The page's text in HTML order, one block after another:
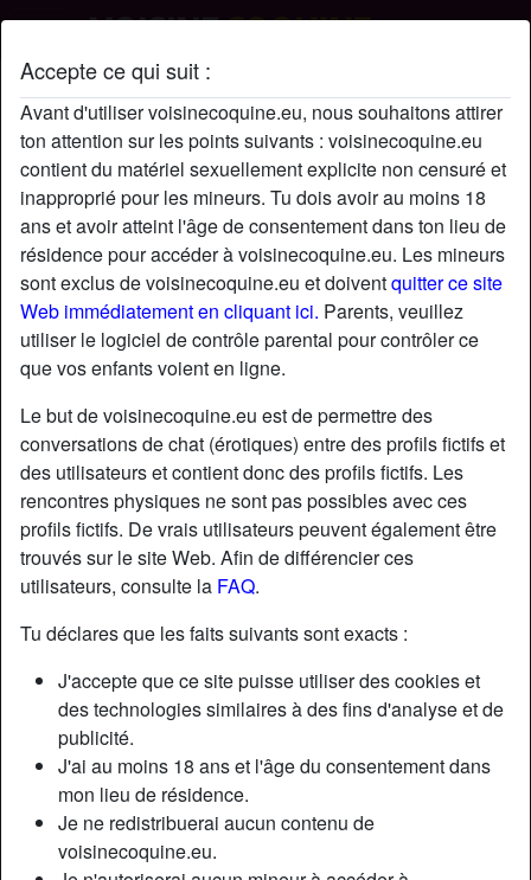
Accepte ce qui suit :
Avant d'utiliser voisinecoquine.eu, nous souhaitons attirer
ton attention sur les points suivants : voisinecoquine.eu
contient du matériel sexuellement explicite non censuré et
inapproprié pour les mineurs. Tu dois avoir au moins 18
ans et avoir atteint l'âge de consentement dans ton lieu de
résidence pour accéder à voisinecoquine.eu. Les mineurs
sont exclus de voisinecoquine.eu et doiventquitter ce site
Web immédiatement en cliquant ici. Parents, veuillez
utiliser le logiciel de contrôle parental pour contrôler ce
que vos enfants voient en ligne.
Le but de voisinecoquine.eu est de permettre des
conversations de chat (érotiques) entre des profils fictifs et
des utilisateurs et contient donc des profils fictifs. Les
rencontres physiques ne sont pas possibles avec ces
profils fictifs. De vrais utilisateurs peuvent également être
trouvés sur le site Web. Afin de différencier ces
utilisateurs, consulte la FAQ.
Tu déclares que les faits suivants sont exacts :
J'accepte que ce site puisse utiliser des cookies et
des technologies similaires à des fins d'analyse et de
publicité.
J'ai au moins 18 ans et l'âge du consentement dans
mon lieu de résidence.
Je ne redistribuerai aucun contenu de
voisinecoquine.eu.
highlightoftheday's profil
starAjouter chatDiscuter !